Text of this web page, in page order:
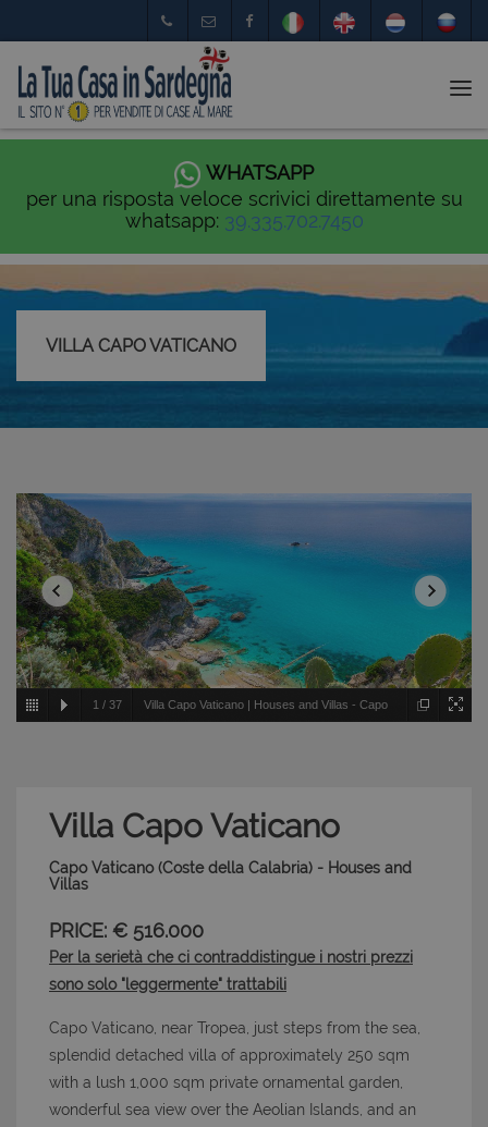
WHATSAPP
per una risposta veloce scrivici direttamente su
whatsapp: 39.335.702.7450
VILLA CAPO VATICANO
1 / 37 Villa Capo Vaticano | Houses and Villas - Capo
Villa Capo Vaticano
Capo Vaticano (Coste della Calabria) - Houses and
Villas
PRICE: € 516.000
Per la serietà che ci contraddistingue i nostri prezzi
sono solo "leggermente" trattabili
Capo Vaticano, near Tropea, just steps from the sea,
splendid detached villa of approximately 250 sqm
with a lush 1,000 sqm private ornamental garden,
wonderful sea view over the Aeolian Islands, and an